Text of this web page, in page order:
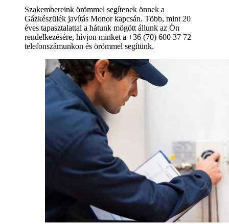
Szakembereink örömmel segítenek önnek a
Gázkészülék javítás Monor kapcsán. Több, mint 20
éves tapasztalattal a hátunk mögött állunk az Ön
rendelkezésére, hívjon minket a +36 (70) 600 37 72
telefonszámunkon és örömmel segítünk.